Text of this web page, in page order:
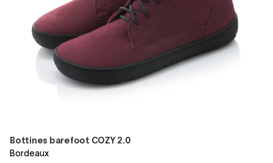
Bottines barefoot COZY 2.0
Bordeaux